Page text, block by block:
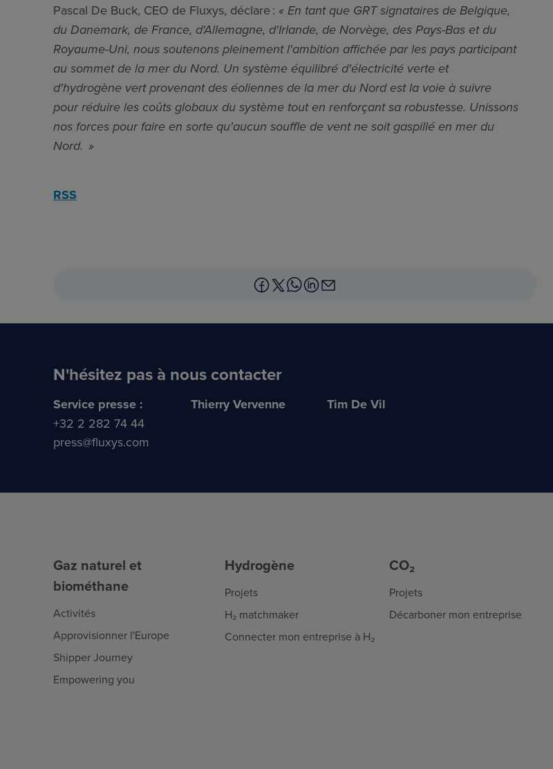
Pascal De Buck, CEO de Fluxys, déclare : « En tant que GRT signataires de Belgique,
du Danemark, de France, d'Allemagne, d'Irlande, de Norvège, des Pays-Bas et du
Royaume-Uni, nous soutenons pleinement l'ambition affichée par les pays participant
au sommet de la mer du Nord. Un système équilibré d'électricité verte et
d'hydrogène vert provenant des éoliennes de la mer du Nord est la voie à suivre
pour réduire les coûts globaux du système tout en renforçant sa robustesse. Unissons
nos forces pour faire en sorte qu'aucun souffle de vent ne soit gaspillé en mer du
Nord. »
RSS
N'hésitez pas à nous contacter
Service presse :
+32 2 282 74 44
press@fluxys.com
Thierry Vervenne Tim De Vil
Gaz naturel et
biométhane
Activités
Approvisionner l'Europe
Shipper Journey
Empowering you
Hydrogène
Projets
H₂ matchmaker
Connecter mon entreprise à H₂
CO₂
Projets
Décarboner mon entreprise